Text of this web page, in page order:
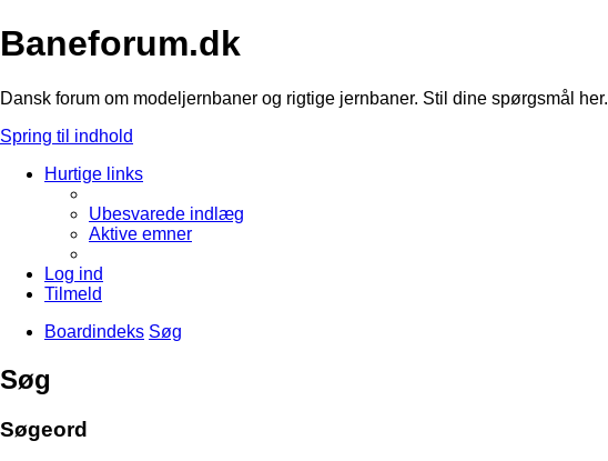
Baneforum.dk
Dansk forum om modeljernbaner og rigtige jernbaner. Stil dine spørgsmål her.
Spring til indhold
Hurtige links
Ubesvarede indlæg
Aktive emner
Log ind
Tilmeld
Boardindeks Søg
Søg
Søgeord